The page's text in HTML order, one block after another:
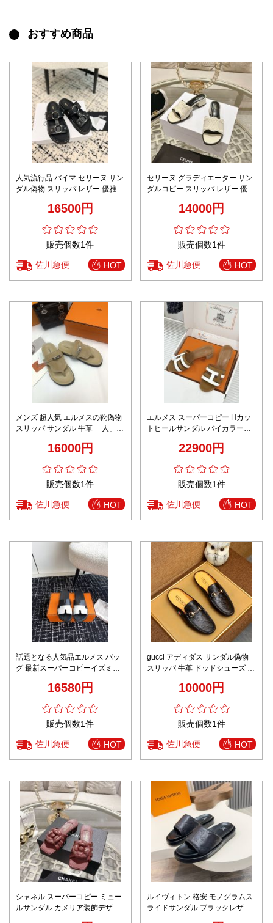
おすすめ商品
人気流行品 バイマ セリーヌ サン
ダル偽物 スリッパ レザー 優雅レ
16500円
販売個数1件
佐川急便 HOT
セリーヌ グラディエーター サン
ダルコピー スリッパ レザー 優雅
14000円
販売個数1件
佐川急便 HOT
メンズ 超人気 エルメスの靴偽物
スリッパ サンダル 牛革 「人」の
16000円
販売個数1件
佐川急便 HOT
エルメス スーパーコピー Hカッ
トヒールサンダル バイカラーデ
22900円
販売個数1件
佐川急便 HOT
話題となる人気品エルメス バッ
グ 最新スーパーコピーイズミー
16580円
販売個数1件
佐川急便 HOT
gucci アディダス サンダル偽物
スリッパ 牛革 ドッドシューズ 紳
きやすい ブラック
10000円
販売個数1件
佐川急便 HOT
シャネル スーパーコピー ミュー
ルサンダル カメリア装飾デザイ
ルイヴィトン 格安 モノグラムス
ライドサンダル ブラックレザー